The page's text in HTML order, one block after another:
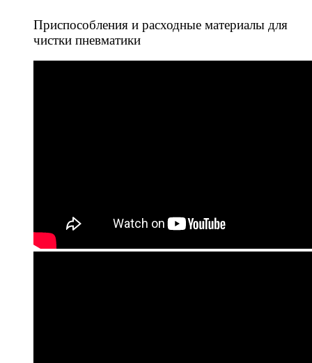
Приспособления и расходные материалы для
чистки пневматики